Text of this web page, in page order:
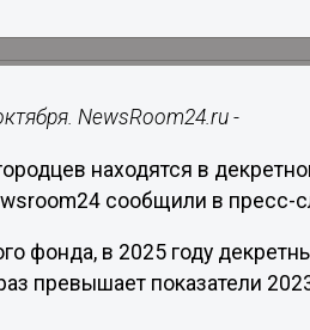
NewsRoom24.ru -
находятся в
сообщили в пресс-
фонда, в 2025 году
превышает показатели